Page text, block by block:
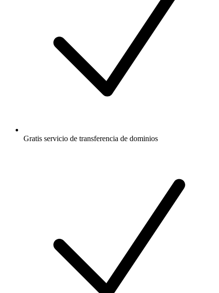
Gratis servicio de transferencia de dominios